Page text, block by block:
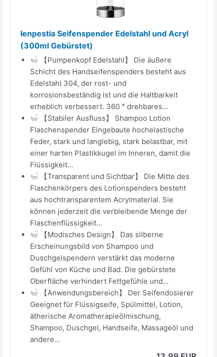
lenpestia Seifenspender Edelstahl und Acryl
(300ml Gebürstet)
【Pumpenkopf Edelstahl】 Die äußere
Schicht des Handseifenspenders besteht aus
Edelstahl 304, der rost- und
korrosionsbeständig ist und die Haltbarkeit
erheblich verbessert. 360 ° drehbares...
【Stabiler Ausfluss】 Shampoo Lotion
Flaschenspender Eingebaute hochelastische
Feder, stark und langlebig, stark belastbar, mit
einer harten Plastikkugel im Inneren, damit die
Flüssigkeit...
【Transparent und Sichtbar】 Die Mitte des
Flaschenkörpers des Lotionspenders besteht
aus hochtransparentem Acrylmaterial. Sie
können jederzeit die verbleibende Menge der
Flaschenflüssigkeit...
【Modisches Design】 Das silberne
Erscheinungsbild von Shampoo und
Duschgelspendern verstärkt das moderne
Gefühl von Küche und Bad. Die gebürstete
Oberfläche verhindert Fettgefühle und...
【Anwendungsbereich】 Der Seifendosierer
Geeignet für Flüssigseife, Spülmittel, Lotion,
ätherische Aromatherapieölmischung,
Shampoo, Duschgel, Handseife, Massageöl und
andere...